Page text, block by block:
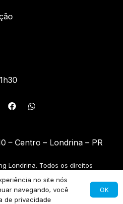
– Centro – Londrina – PR
Londrina. Todos os direitos
no site nós
navegando, você
de privacidade
OK